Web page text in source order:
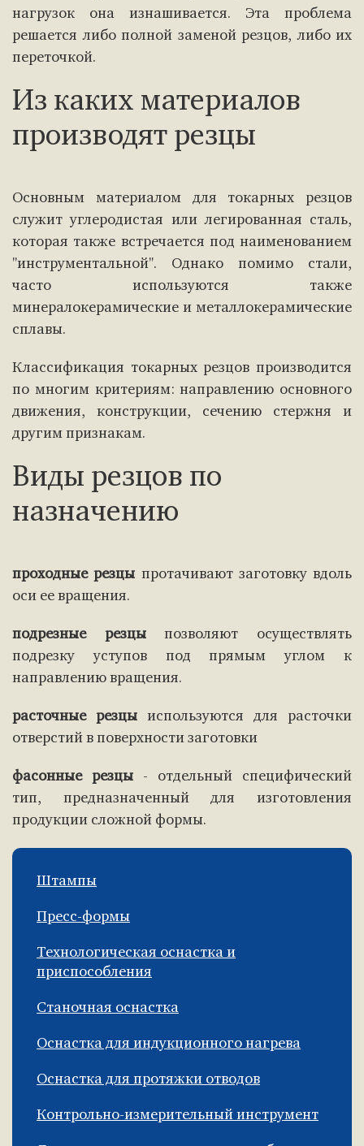
нагрузок она изнашивается. Эта проблема
решается либо полной заменой резцов, либо их
переточкой.
Из каких материалов
производят резцы
Основным материалом для токарных резцов
служит углеродистая или легированная сталь,
которая также встречается под наименованием
"инструментальной". Однако помимо стали,
часто используются также
минералокерамические и металлокерамические
сплавы.
Классификация токарных резцов производится
по многим критериям: направлению основного
движения, конструкции, сечению стержня и
другим признакам.
Виды резцов по
назначению
проходные резцы протачивают заготовку вдоль
оси ее вращения.
подрезные резцыпозволяют осуществлять
подрезку уступов под прямым углом к
направлению вращения.
расточные резцы используются для расточки
отверстий в поверхности заготовки
фасонные резцы - отдельный специфический
тип, предназначенный для изготовления
продукции сложной формы.
Штампы
Пресс-формы
Технологическая оснастка и
приспособления
Станочная оснастка
Оснастка для индукционного нагрева
Оснастка для протяжки отводов
Контрольно-измерительный инструмент